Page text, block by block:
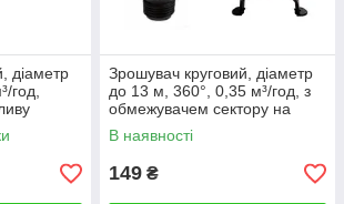
або телефонному режимі.
діаметр
год,
Зрошувач круговий, діаметр
до 13 м, 360°, 0,35 м³/год, з
обмежувачем сектору на
180°, без ніжки, Mega Net
В наявності
149 ₴